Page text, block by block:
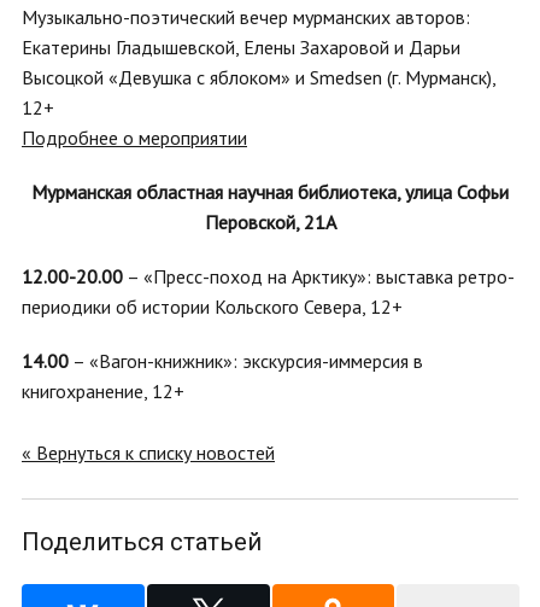
Музыкально-поэтический вечер мурманских авторов:
Екатерины Гладышевской, Елены Захаровой и Дарьи
Высоцкой «Девушка с яблоком» и Smedsen (г. Мурманск),
12+
Подробнее о мероприятии
Мурманская областная научная библиотека, улица Софьи
Перовской, 21А
12.00-20.00 – «Пресс-поход на Арктику»: выставка ретро-
периодики об истории Кольского Севера, 12+
14.00 – «Вагон-книжник»: экскурсия-иммерсия в
книгохранение, 12+
« Вернуться к списку новостей
Поделиться статьей